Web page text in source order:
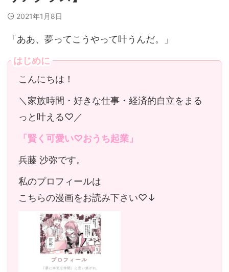
2021年1月8日
「ああ、夢ってこうやって叶うんだ。」
はじめに
こんにちは！
＼家族時間・好きな仕事・経済的自立をまる
っと叶える♡／
「賢く可愛い♡おうち起業」
兵藤 沙弥です。
私のプロフィールは
こちらの漫画をお読み下さい♡↓